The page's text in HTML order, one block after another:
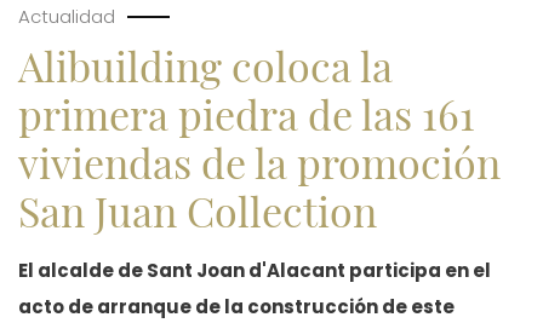
Actualidad
Alibuilding coloca la
primera piedra de las 161
viviendas de la promoción
San Juan Collection
El alcalde de Sant Joan d'Alacant participa en el
acto de arranque de la construcción de este